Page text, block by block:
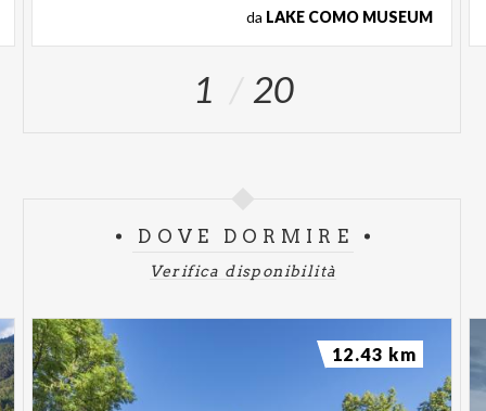
da LAKE COMO MUSEUM
1 20
DOVE DORMIRE
Verifica disponibilità
12.43 km